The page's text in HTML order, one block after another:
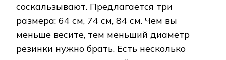
соскальзывают. Предлагается три
размера: 64 см, 74 см, 84 см. Чем вы
меньше весите, тем меньший диаметр
резинки нужно брать. Есть несколько